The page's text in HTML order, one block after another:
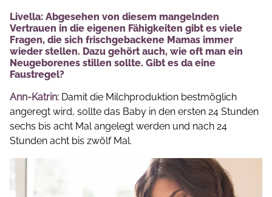
Livella: Abgesehen von diesem mangelnden
Vertrauen in die eigenen Fähigkeiten gibt es viele
Fragen, die sich frischgebackene Mamas immer
wieder stellen. Dazu gehört auch, wie oft man ein
Neugeborenes stillen sollte. Gibt es da eine
Faustregel?
Ann-Katrin: Damit die Milchproduktion bestmöglich
angeregt wird, sollte das Baby in den ersten 24 Stunden
sechs bis acht Mal angelegt werden und nach 24
Stunden acht bis zwölf Mal.